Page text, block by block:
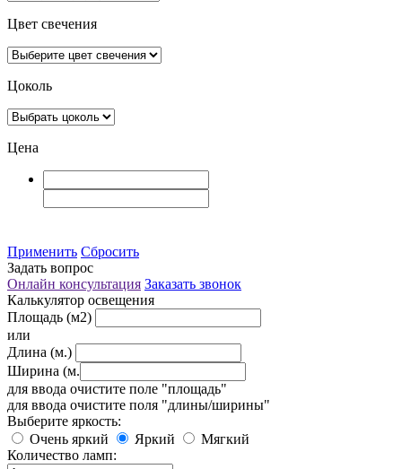
Цвет свечения
Цоколь
Цена
Применить Сбросить
Задать вопрос
Онлайн консультация Заказать звонок
Калькулятор освещения
Площадь (м2)
или
Длина (м.)
Ширина (м.
для ввода очистите поле "площадь"
для ввода очистите поля "длины/ширины"
Выберите яркость:
Очень яркий
Яркий
Мягкий
Количество ламп: